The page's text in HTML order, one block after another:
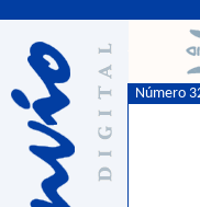
Número